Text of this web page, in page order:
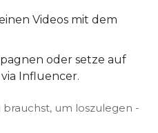
Videos mit dem
oder setze auf
Influencer.
brauchst, um loszulegen -